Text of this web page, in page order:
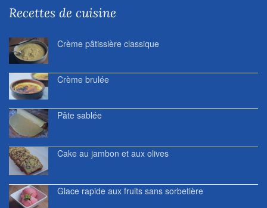
Recettes de cuisine
Crème pâtissière classique
Crème brulée
Pâte sablée
Cake au jambon et aux olives
Glace rapide aux fruits sans sorbetière